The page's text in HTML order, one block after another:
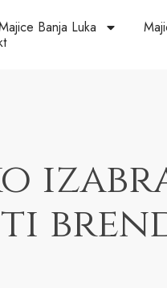
Banja Luka